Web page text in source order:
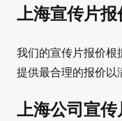
上海宣传片报
我们的宣传片报价根
提供最合理的报价以
上海公司宣传